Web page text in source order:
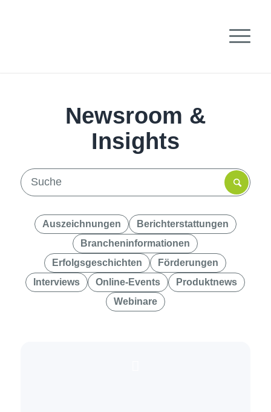
Newsroom &
Insights
Auszeichnungen
Berichterstattungen
Brancheninformationen
Erfolgsgeschichten
Förderungen
Interviews
Online-Events
Produktnews
Webinare